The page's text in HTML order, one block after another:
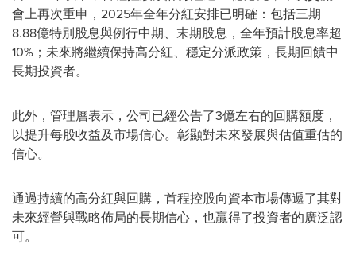
會上再次重申，2025年全年分紅安排已明確：包括三期
8.88億特別股息與例行中期、末期股息，全年預計股息率超
10%；未來將繼續保持高分紅、穩定分派政策，長期回饋中
長期投資者。
此外，管理層表示，公司已經公告了3億左右的回購額度，
以提升每股收益及市場信心。彰顯對未來發展與估值重估的
信心。
通過持續的高分紅與回購，首程控股向資本市場傳遞了其對
未來經營與戰略佈局的長期信心，也贏得了投資者的廣泛認
可。